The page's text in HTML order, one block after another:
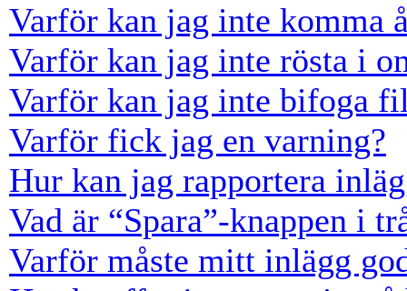
Varför kan jag inte komma
Varför kan jag inte rösta i
Varför kan jag inte bifoga
Varför fick jag en varning?
Hur kan jag rapportera
Vad är “Spara”-knappen i
Varför måste mitt inlägg